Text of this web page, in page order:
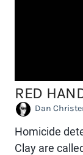
RED
Dan
Homicide
Clay are